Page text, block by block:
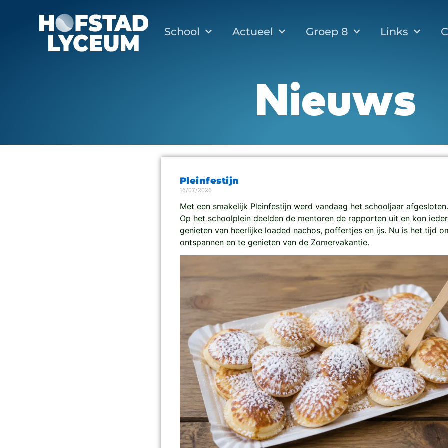
School Actueel Groep 8 Links
Nieuws
Pleinfestijn
16/07/2026
Met een smakelijk Pleinfestijn werd vandaag het schooljaar afgesloten.
Op het schoolplein deelden de mentoren de rapporten uit en kon
genieten van heerlijke loaded nachos, poffertjes en ijs. Nu is het tijd
ontspannen en te genieten van de Zomervakantie.